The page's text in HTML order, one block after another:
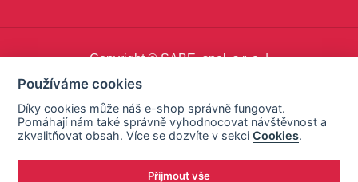
Copyright © SABE, spol. s r. o. |
Používáme cookies
Díky cookies může náš e-shop správně fungovat.
Pomáhají nám také správně vyhodnocovat návštěvnost a
zkvalitňovat obsah. Více se dozvíte v sekciCookies.
Přijmout vše